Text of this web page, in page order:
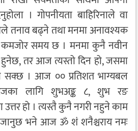
। गोपनीयता बाहिरिनाले वा
तनाव बढ्ने तथा मनमा अनावश्यक
कमजोर समय छ । मनमा कुनै नवीन
हुनेछ, तर आज त्यस्तो दिन हो, जसमा
सक्छ । आज ०० प्रतिशत भाग्यबल
लागि शुभअङ्क ८, शुभ रङ
हो । त्यस्तै कुनै नगरी नहुने काम
जानुछ भने आज ॐ शं शनैश्चराय नमः